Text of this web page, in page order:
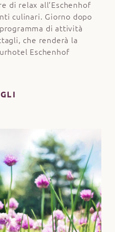
di relax all’Eschenhof
culinari. Giorno dopo
di attività
che renderà la
Eschenhof